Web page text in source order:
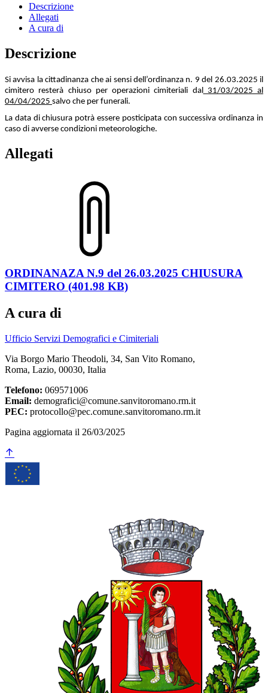
Descrizione
Allegati
A cura di
Descrizione
Si avvisa la cittadinanza che ai sensi dell’ordinanza n. 9 del 26.03.2025 il
cimitero resterà chiuso per operazioni cimiteriali dal
31/03/2025 al
04/04/2025 salvo che per funerali.
La data di chiusura potrà essere posticipata con successiva ordinanza in
caso di avverse condizioni meteorologiche.
Allegati
ORDINANAZA N.9 del 26.03.2025 CHIUSURA
CIMITERO (401.98 KB)
A cura di
Ufficio Servizi Demografici e Cimiteriali
Via Borgo Mario Theodoli, 34, San Vito Romano,
Roma, Lazio, 00030, Italia
Telefono: 069571006
Email: demografici@comune.sanvitoromano.rm.it
PEC: protocollo@pec.comune.sanvitoromano.rm.it
Pagina aggiornata il 26/03/2025